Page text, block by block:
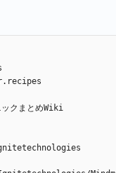
ックまとめWiki